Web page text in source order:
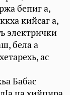
бепиг а,
кийсаг а,
электрички
бела а
ас
Бабас